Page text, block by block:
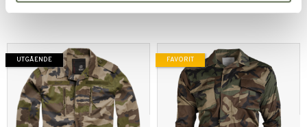
+3
UTGÅENDE FAVORIT